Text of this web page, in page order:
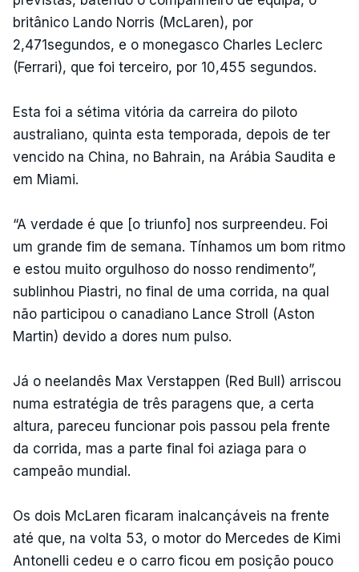
britânico Lando Norris (McLaren), por
2,471segundos, e o monegasco Charles Leclerc
(Ferrari), que foi terceiro, por 10,455 segundos.
Esta foi a sétima vitória da carreira do piloto
australiano, quinta esta temporada, depois de ter
vencido na China, no Bahrain, na Arábia Saudita e
em Miami.
“A verdade é que [o triunfo] nos surpreendeu. Foi
um grande fim de semana. Tínhamos um bom ritmo
e estou muito orgulhoso do nosso rendimento”,
sublinhou Piastri, no final de uma corrida, na qual
não participou o canadiano Lance Stroll (Aston
Martin) devido a dores num pulso.
Já o neelandês Max Verstappen (Red Bull) arriscou
numa estratégia de três paragens que, a certa
altura, pareceu funcionar pois passou pela frente
da corrida, mas a parte final foi aziaga para o
campeão mundial.
Os dois McLaren ficaram inalcançáveis na frente
até que, na volta 53, o motor do Mercedes de Kimi
Antonelli cedeu e o carro ficou em posição pouco